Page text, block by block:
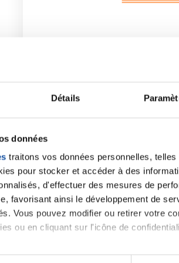
Détails
données
traitons vos données personnelles,
pour stocker et accéder à des
d'effectuer des mesures de
favorisant ainsi le développement de
Vous pouvez modifier ou retirer votre
ou en cliquant sur l'icône de
également :
J'ai une